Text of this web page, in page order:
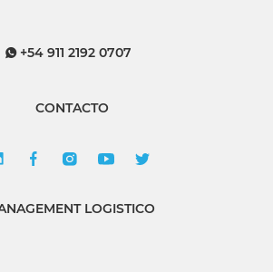
+54 911 2192 0707
CONTACTO
LOGISTICO